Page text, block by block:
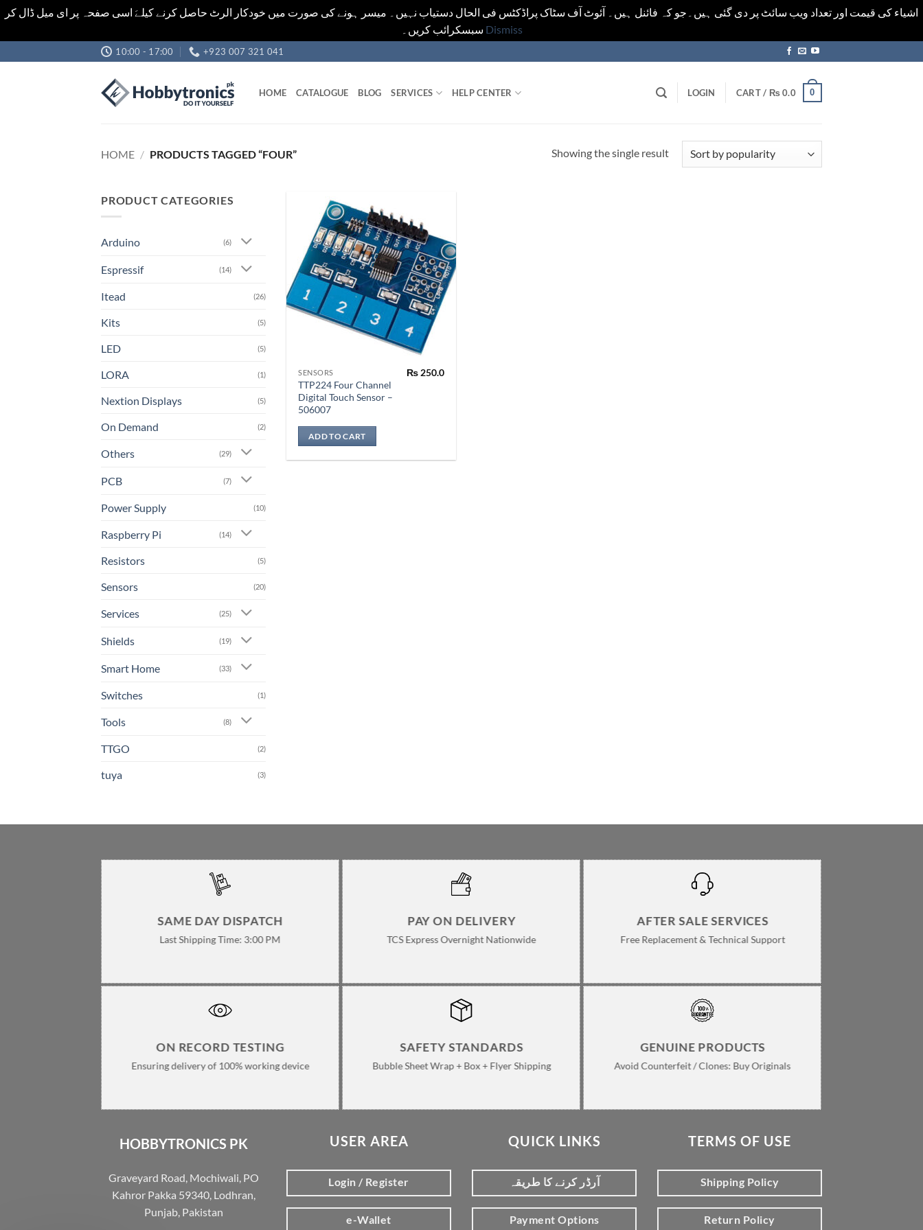
اشیاء کی قیمت اور تعداد ویب سائٹ پر دی گئی ہیں۔جو کہ فائنل ہیں۔ آئوٹ آف سٹاک پراڈکٹس فی الحال دستیاب نہیں۔ میسر ہونے کی صورت میں خودکار الرٹ حاصل کرنے کیلےَ اسی صفحہ پر ای میل ڈال کر
Dismiss
to
10:00 - 17:00 +923 007 321 041
HOME CATALOGUE BLOG SERVICES HELP CENTER LOGIN CART / ₨0.0 0
HOME / PRODUCTS TAGGED “FOUR” Showing the single result
PRODUCT CATEGORIES
Arduino (6)
Espressif (14)
Itead (26)
Kits (5)
LED (5)
LORA (1)
Nextion Displays (5)
On Demand (2)
Others (29)
PCB (7)
Power Supply (10)
Raspberry Pi (14)
Resistors (5)
Sensors (20)
Services (25)
Shields (19)
Smart Home (33)
Switches (1)
Tools (8)
TTGO (2)
tuya (3)
SENSORS
TTP224 Four Channel
Digital Touch Sensor –
506007
₨250.0
ADD TO CART
SAME DAY DISPATCH
Last Shipping Time: 3:00 PM
PAY ON DELIVERY
TCS Express Overnight Nationwide
AFTER SALE SERVICES
Free Replacement & Technical Support
ON RECORD TESTING
Ensuring delivery of 100% working device
SAFETY STANDARDS
Bubble Sheet Wrap + Box + Flyer Shipping
GENUINE PRODUCTS
Avoid Counterfeit / Clones: Buy Originals
HOBBYTRONICS PK
Graveyard Road, Mochiwali, PO
Kahror Pakka 59340, Lodhran,
Punjab, Pakistan
USER AREA
Login / Register
e-Wallet
QUICK LINKS
آرڈر کرنے کا طریقہ
Payment Options
TERMS OF USE
Shipping Policy
Return Policy